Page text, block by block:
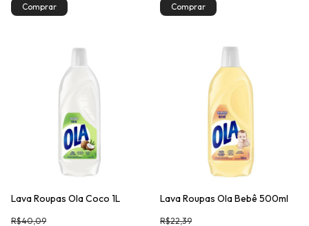
Lava Roupas Ola Coco 1L
R$40,09
Lava Roupas Ola Bebê 500ml
R$22,39